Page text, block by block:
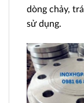
dòng chảy,
sử dụng.